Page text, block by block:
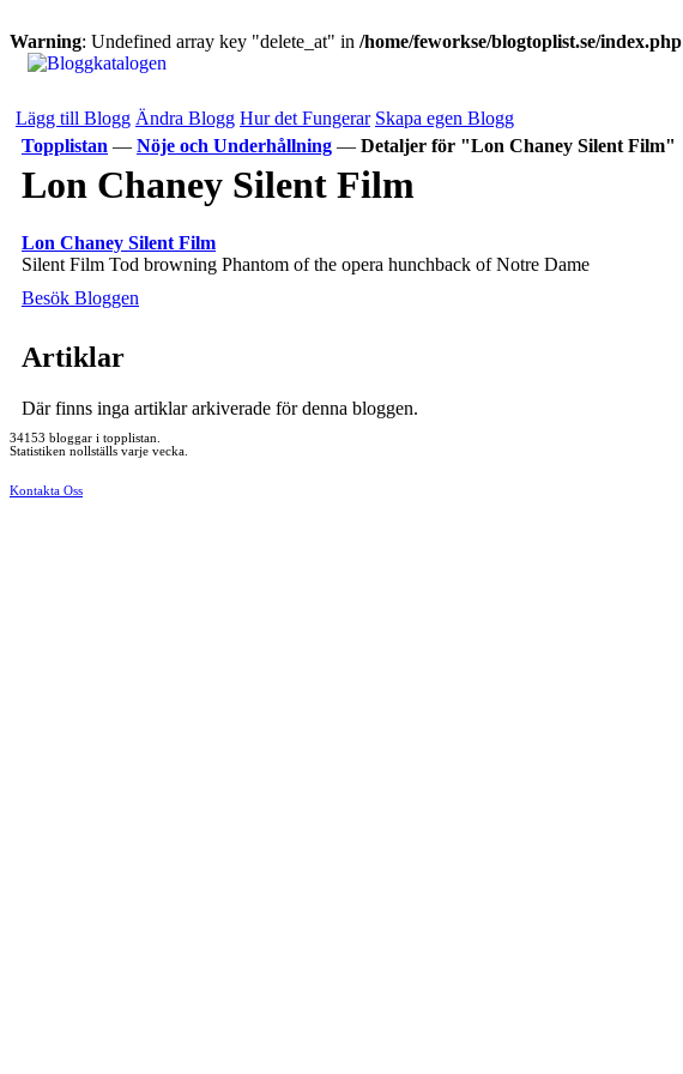
Warning: Undefined array key "delete_at" in /home/feworkse/blogtoplist.se/index.php
Lägg till Blogg Ändra Blogg Hur det Fungerar Skapa egen Blogg
Topplistan — Nöje och Underhållning — Detaljer för "Lon Chaney Silent Film"
Lon Chaney Silent Film
Lon Chaney Silent Film
Silent Film Tod browning Phantom of the opera hunchback of Notre Dame
Besök Bloggen
Artiklar
Där finns inga artiklar arkiverade för denna bloggen.
34153 bloggar i topplistan.
Statistiken nollställs varje vecka.
Kontakta Oss